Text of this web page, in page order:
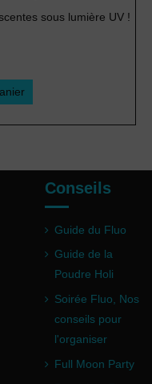
sous lumière UV !
Conseils
Guide du Fluo
Guide de la
Poudre Holi
Soirée Fluo, Nos
conseils pour
l'organiser
Full Moon Party